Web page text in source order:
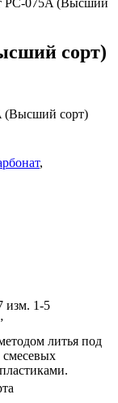
РС-075A (Высший
сорт)
(Высший сорт)
,
изм. 1-5
литья под
смесевых